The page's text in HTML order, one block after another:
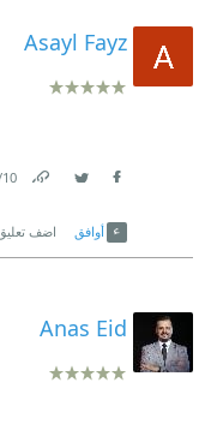
Asayl Fayz
10‏/1‏/2025
أوافق اضف تعليق
Anas Eid